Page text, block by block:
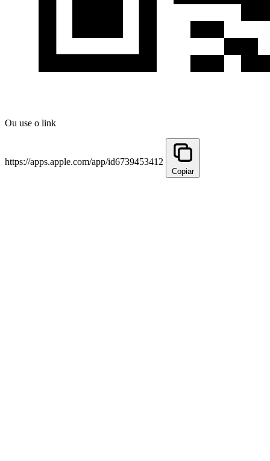
Ou use o link
https://apps.apple.com/app/id6739453412
Copiar